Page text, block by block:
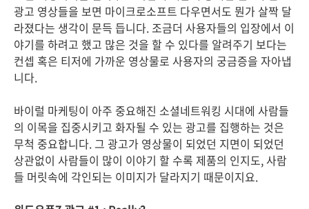
광고 영상들을 보면 마이크로소프트 다우면서도 뭔가 살짝 달
라졌다는 생각이 문득 듭니다. 조금더 사용자들의 입장에서 이
야기를 하려고 했고 많은 것을 할 수 있다를 알려주기 보다는
컨셉 혹은 티저에 가까운 영상물로 사용자의 궁금증을 자아냅
니다.
바이럴 마케팅이 아주 중요해진 소셜네트워킹 시대에 사람들
의 이목을 집중시키고 화자될 수 있는 광고를 집행하는 것은
무척 중요합니다. 그 광고가 영상물이 되었던 지면이 되었던
상관없이 사람들이 많이 이야기 할 수록 제품의 인지도, 사람
들 머릿속에 각인되는 이미지가 달라지기 때문이지요.